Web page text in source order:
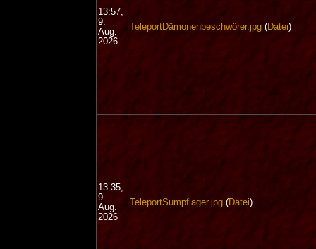
13:57,
9.
Aug.
2026
TeleportDämonenbeschwörer.jpg(Datei)
13:35,
9.
Aug.
2026
TeleportSumpflager.jpg(Datei)